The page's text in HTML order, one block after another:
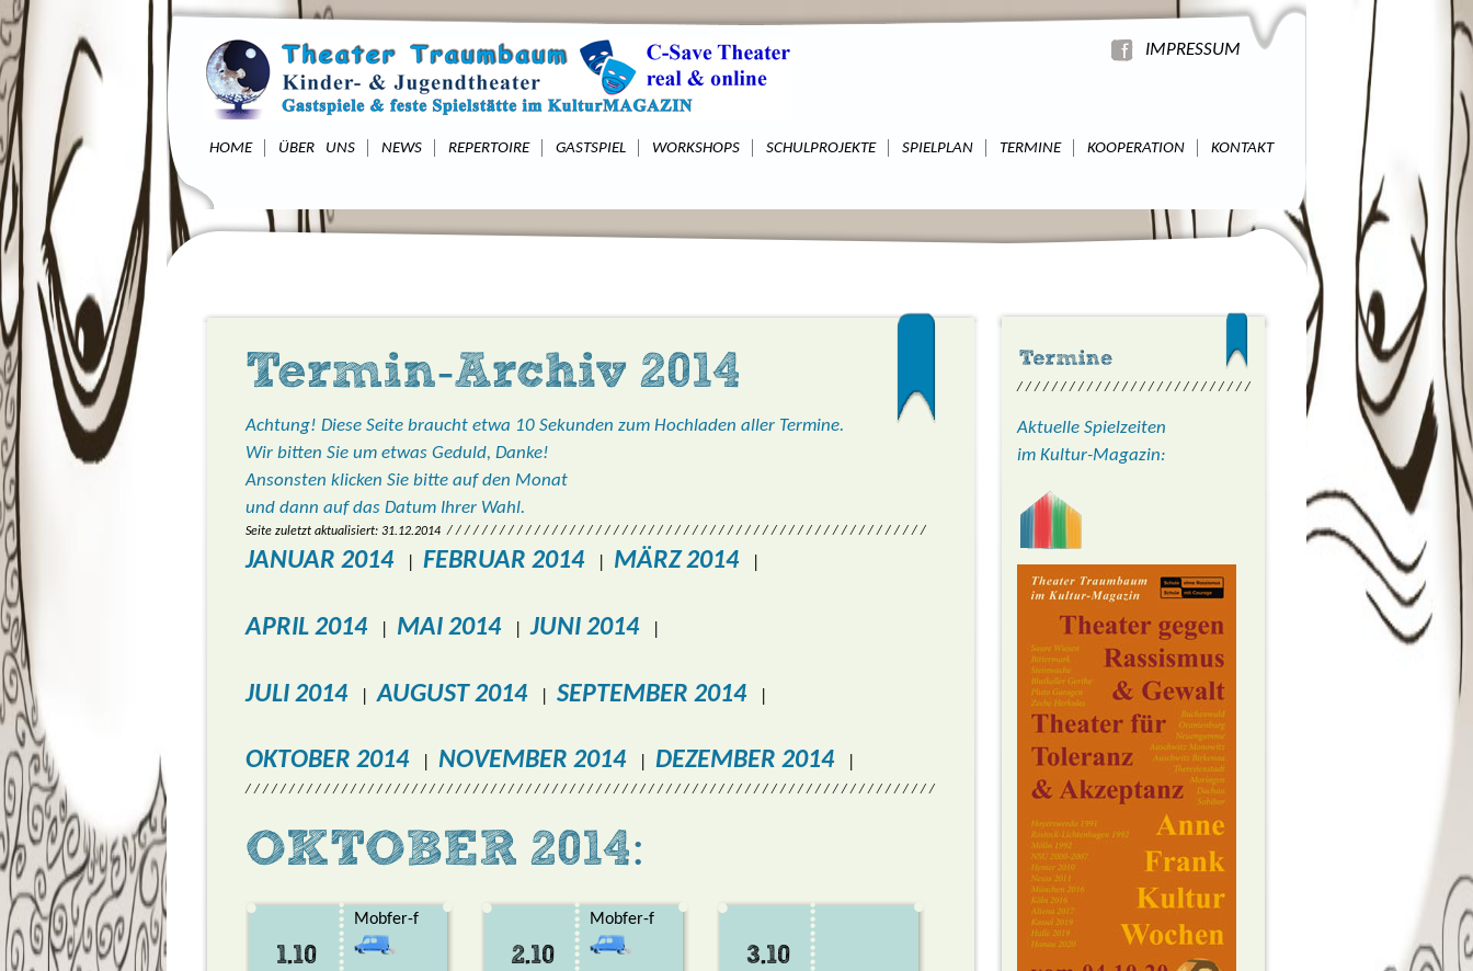
IMPRESSUM
HOME ÜBER UNS NEWS REPERTOIRE GASTSPIEL WORKSHOPS SCHULPROJEKTE SPIELPLAN TERMINE KOOPERATION KONTAKT
Termin-Archiv 2014
Achtung! Diese Seite braucht etwa 10 Sekunden zum Hochladen aller Termine.
Wir bitten Sie um etwas Geduld, Danke!
Ansonsten klicken Sie bitte auf den Monat
und dann auf das Datum Ihrer Wahl.
Seite zuletzt aktualisiert: 31.12.2014 / / / / / / / / / / / / / / / / / / / / / / / / / / / / / / / / / / / / / / / / / / / / / / / / / / / / / / /
JANUAR 2014| FEBRUAR 2014| MÄRZ 2014|
APRIL 2014| MAI 2014|JUNI 2014|
JULI 2014|AUGUST 2014| SEPTEMBER 2014|
OKTOBER 2014| NOVEMBER 2014| DEZEMBER 2014|
/ / / / / / / / / / / / / / / / / / / / / / / / / / / / / / / / / / / / / / / / / / / / / / / / / / / / / / / / / / / / / / / / / / / / / / / / / / / / / / /
OKTOBER 2014:
1.10
Mobfer-f
2.10
Mobfer-f
3.10
/ / / / / / / / / / / / / / / / / / / / / / / / / / /
Aktuelle Spielzeiten
im Kultur-Magazin: